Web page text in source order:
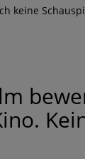
keine